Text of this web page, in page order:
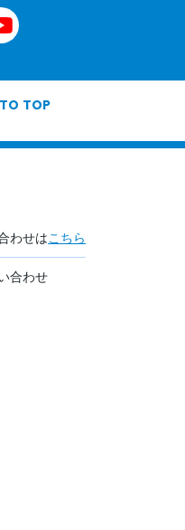
TOP
わせはこちら
合わせ